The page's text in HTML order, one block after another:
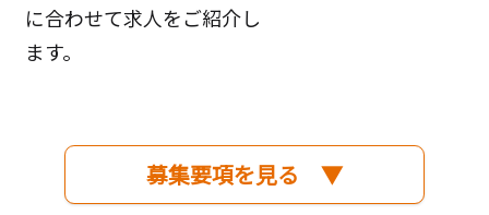
に合わせて求人をご紹介し
ます。
募集要項を見る ▼